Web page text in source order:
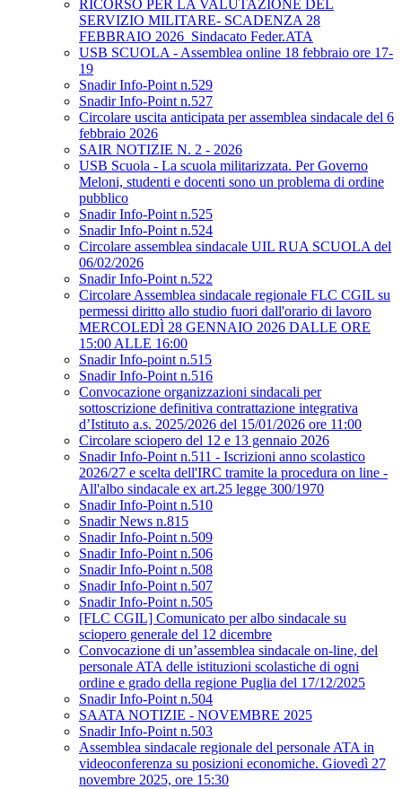
RICORSO PER LA VALUTAZIONE DEL
SERVIZIO MILITARE- SCADENZA 28
FEBBRAIO 2026_Sindacato Feder.ATA
USB SCUOLA - Assemblea online 18 febbraio ore 17-
19
Snadir Info-Point n.529
Snadir Info-Point n.527
Circolare uscita anticipata per assemblea sindacale del 6
febbraio 2026
SAIR NOTIZIE N. 2 - 2026
USB Scuola - La scuola militarizzata. Per Governo
Meloni, studenti e docenti sono un problema di ordine
pubblico
Snadir Info-Point n.525
Snadir Info-Point n.524
Circolare assemblea sindacale UIL RUA SCUOLA del
06/02/2026
Snadir Info-Point n.522
Circolare Assemblea sindacale regionale FLC CGIL su
permessi diritto allo studio fuori dall'orario di lavoro
MERCOLEDÌ 28 GENNAIO 2026 DALLE ORE
15:00 ALLE 16:00
Snadir Info-point n.515
Snadir Info-Point n.516
Convocazione organizzazioni sindacali per
sottoscrizione definitiva contrattazione integrativa
d’Istituto a.s. 2025/2026 del 15/01/2026 ore 11:00
Circolare sciopero del 12 e 13 gennaio 2026
Snadir Info-Point n.511 - Iscrizioni anno scolastico
2026/27 e scelta dell'IRC tramite la procedura on line -
All'albo sindacale ex art.25 legge 300/1970
Snadir Info-Point n.510
Snadir News n.815
Snadir Info-Point n.509
Snadir Info-Point n.506
Snadir Info-Point n.508
Snadir Info-Point n.507
Snadir Info-Point n.505
[FLC CGIL] Comunicato per albo sindacale su
sciopero generale del 12 dicembre
Convocazione di un’assemblea sindacale on-line, del
personale ATA delle istituzioni scolastiche di ogni
ordine e grado della regione Puglia del 17/12/2025
Snadir Info-Point n.504
SAATA NOTIZIE - NOVEMBRE 2025
Snadir Info-Point n.503
Assemblea sindacale regionale del personale ATA in
videoconferenza su posizioni economiche. Giovedì 27
novembre 2025, ore 15:30